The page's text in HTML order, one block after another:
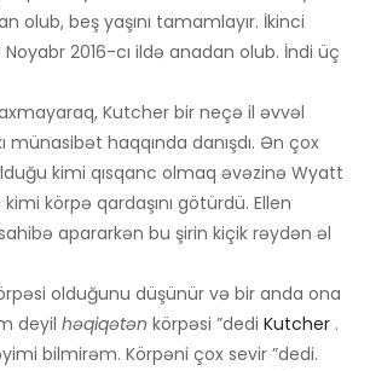
olub, beş yaşını tamamlayır. İkinci
2016-cı ildə anadan olub. İndi üç
Kutcher bir neçə il əvvəl
münasibət haqqında danışdı. Ən çox
kimi qısqanc olmaq əvəzinə Wyatt
körpə qardaşını götürdü. Ellen
apararkən bu şirin kiçik rəydən əl
olduğunu düşünür və bir anda ona
deyil həqiqətən körpəsi ”dedi Kutcher .
bilmirəm. Körpəni çox sevir ”dedi.